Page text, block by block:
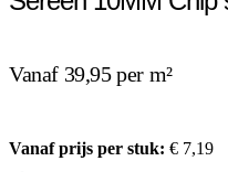
Vanaf 39,95 per m²
Vanaf prijs per stuk: € 7,19